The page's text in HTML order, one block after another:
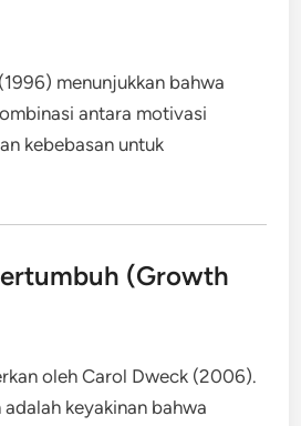
menunjukkan bahwa
antara motivasi
kebebasan untuk
(Growth
oleh Carol Dweck (2006).
keyakinan bahwa